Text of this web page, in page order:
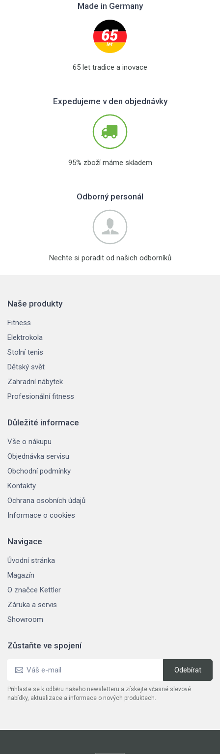
Made in Germany
65 let tradice a inovace
Expedujeme v den objednávky
95% zboží máme skladem
Odborný personál
Nechte si poradit od našich odborníků
Naše produkty
Fitness
Elektrokola
Stolní tenis
Dětský svět
Zahradní nábytek
Profesionální fitness
Důležité informace
Vše o nákupu
Objednávka servisu
Obchodní podmínky
Kontakty
Ochrana osobních údajů
Informace o cookies
Navigace
Úvodní stránka
Magazín
O značce Kettler
Záruka a servis
Showroom
Zůstaňte ve spojení
Přihlaste se k odběru našeho newsletteru a získejte včasné slevové
nabídky, aktualizace a informace o nových produktech.